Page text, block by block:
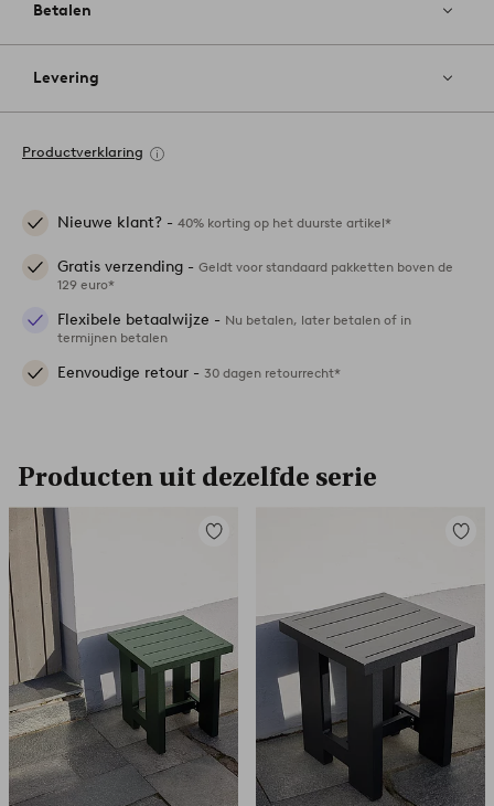
Betalen
Levering
Productverklaring
Nieuwe klant? - 40% korting op het duurste artikel*
Gratis verzending - Geldt voor standaard pakketten boven de
129 euro*
Flexibele betaalwijze - Nu betalen, later betalen of in
termijnen betalen
Eenvoudige retour - 30 dagen retourrecht*
Producten uit dezelfde serie
Toevoegen